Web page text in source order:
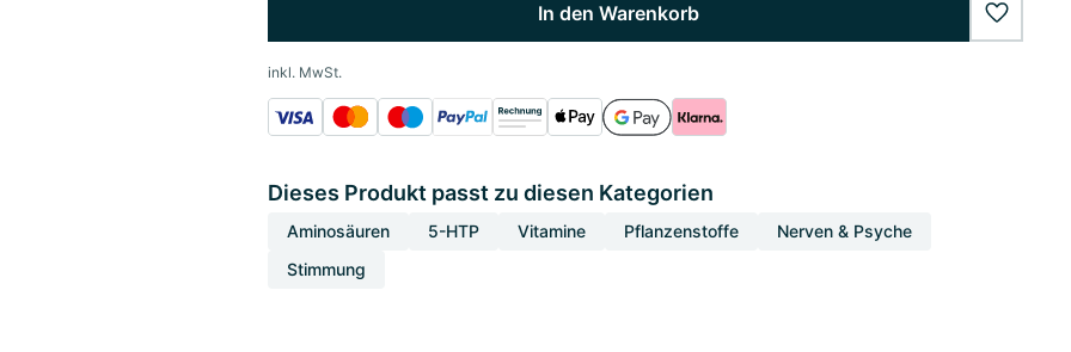
In den Warenkorb
inkl. MwSt.
Dieses Produkt passt zu diesen Kategorien
Aminosäuren 5-HTP Vitamine Pflanzenstoffe
Nerven & Psyche
Stimmung